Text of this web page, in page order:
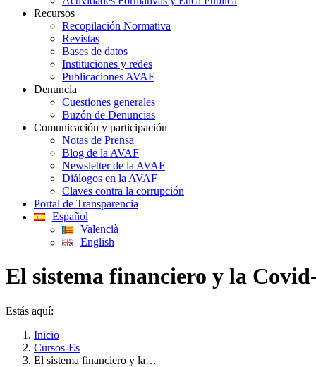
Recursos
Recopilación Normativa
Revistas
Bases de datos
Instituciones y redes
Publicaciones AVAF
Denuncia
Cuestiones generales
Buzón de Denuncias
Comunicación y participación
Notas de Prensa
Blog de la AVAF
Newsletter de la AVAF
Diálogos en la AVAF
Claves contra la corrupción
Portal de Transparencia
Español
Valencià
English
El sistema financiero y la
Estás aquí:
Inicio
Cursos-Es
El sistema financiero y la…